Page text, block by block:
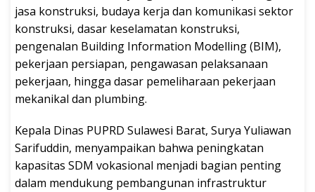
jasa konstruksi, budaya kerja dan komunikasi sektor
konstruksi, dasar keselamatan konstruksi,
pengenalan Building Information Modelling (BIM),
pekerjaan persiapan, pengawasan pelaksanaan
pekerjaan, hingga dasar pemeliharaan pekerjaan
mekanikal dan plumbing.
Kepala Dinas PUPRD Sulawesi Barat, Surya Yuliawan
Sarifuddin, menyampaikan bahwa peningkatan
kapasitas SDM vokasional menjadi bagian penting
dalam mendukung pembangunan infrastruktur